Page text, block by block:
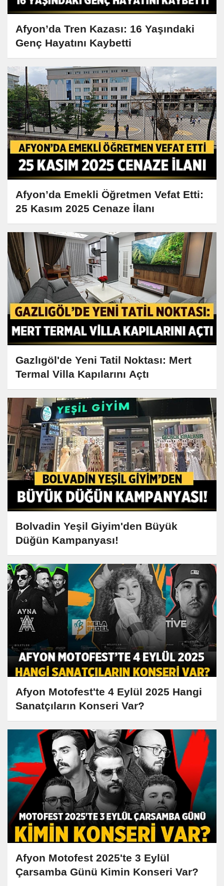
Afyon’da Tren Kazası: 16 Yaşındaki
Genç Hayatını Kaybetti
Afyon’da Emekli Öğretmen Vefat Etti:
25 Kasım 2025 Cenaze İlanı
Gazlıgöl'de Yeni Tatil Noktası: Mert
Termal Villa Kapılarını Açtı
Bolvadin Yeşil Giyim'den Büyük
Düğün Kampanyası!
Afyon Motofest'te 4 Eylül 2025 Hangi
Sanatçıların Konseri Var?
Afyon Motofest 2025'te 3 Eylül
Çarsamba Günü Kimin Konseri Var?